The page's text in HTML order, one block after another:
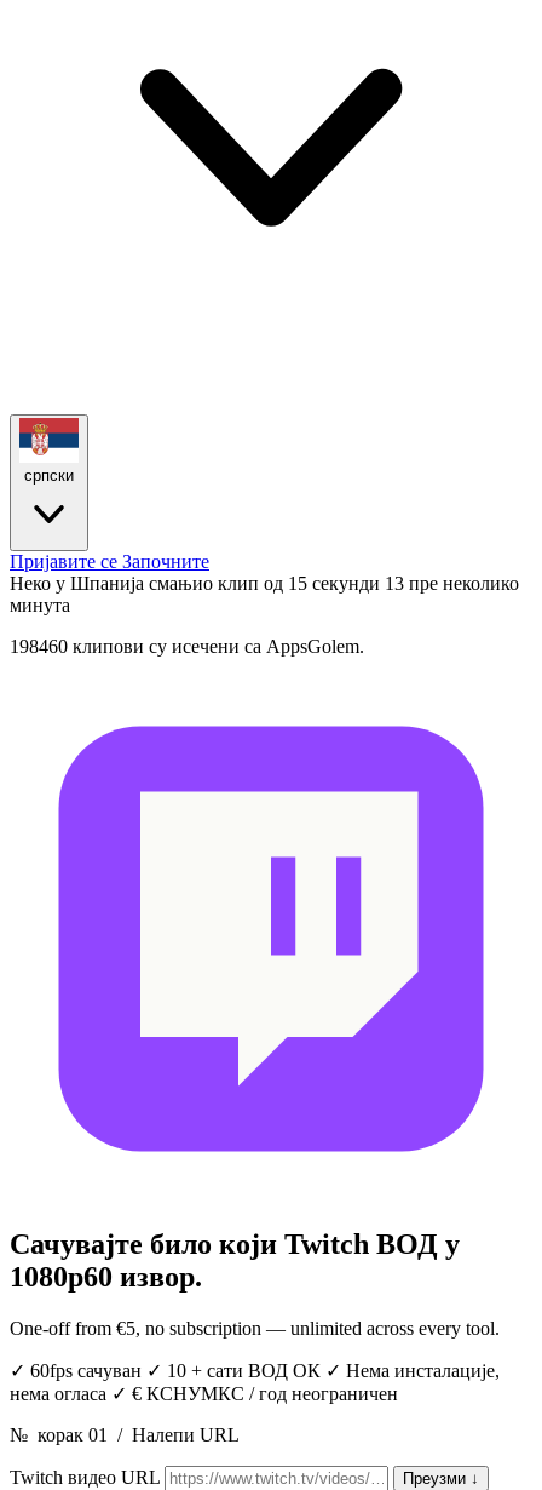
српски
Пријавите се Започните
Неко у Шпанија смањио клип од 15 секунди 13 пре неколико
минута
198460 клипови су исечени са AppsGolem.
Сачувајте било који Twitch ВОД у
1080p60 извор.
One-off from €5, no subscription — unlimited across every tool.
✓ 60fps сачуван ✓ 10 + сати ВОД ОК ✓ Нема инсталације,
нема огласа ✓ € КСНУМКС / год неограничен
№ корак 01 / Налепи URL
Twitch видео URL Преузми ↓